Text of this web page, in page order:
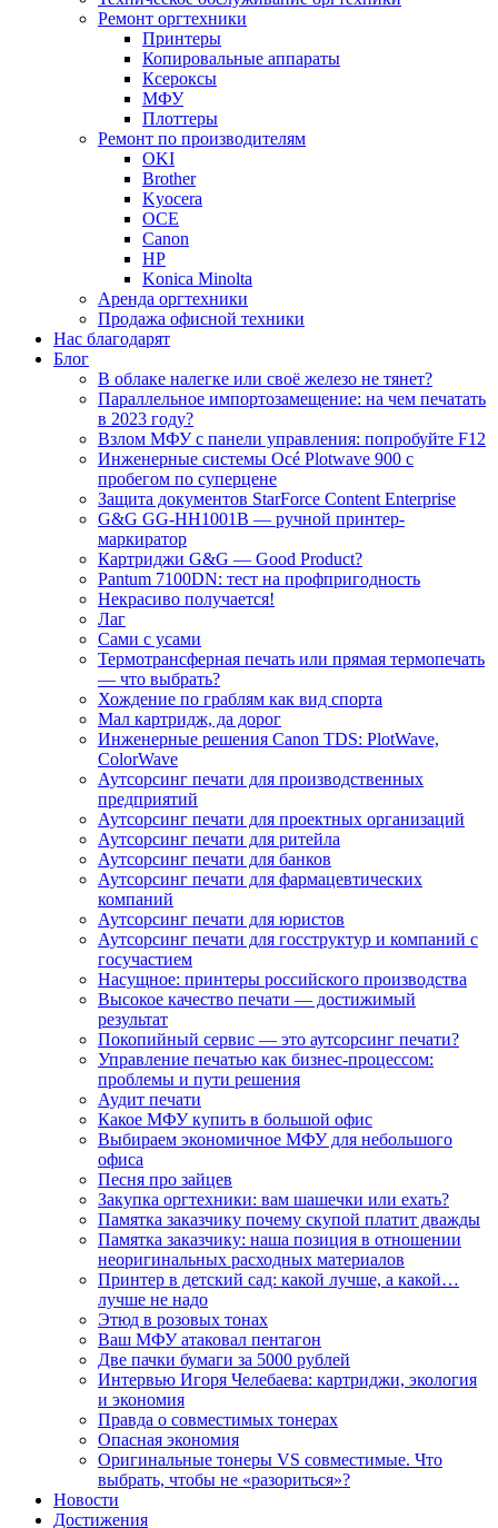
Ремонт оргтехники
Принтеры
Копировальные аппараты
Ксероксы
МФУ
Плоттеры
Ремонт по производителям
OKI
Brother
Kyocera
OCE
Canon
HP
Konica Minolta
Аренда оргтехники
Продажа офисной техники
Нас благодарят
Блог
В облаке налегке или своё железо не тянет?
Параллельное импортозамещение: на чем печатать
в 2023 году?
Взлом МФУ с панели управления: попробуйте F12
Инженерные системы Océ Plotwave 900 с
пробегом по суперцене
Защита документов StarForce Content Enterprise
G&G GG-HH1001B — ручной принтер-
маркиратор
Картриджи G&G — Good Product?
Pantum 7100DN: тест на профпригодность
Некрасиво получается!
Лаг
Сами с усами
Термотрансферная печать или прямая термопечать
— что выбрать?
Хождение по граблям как вид спорта
Мал картридж, да дорог
Инженерные решения Canon TDS: PlotWave,
ColorWave
Аутсорсинг печати для производственных
предприятий
Аутсорсинг печати для проектных организаций
Аутсорсинг печати для ритейла
Аутсорсинг печати для банков
Аутсорсинг печати для фармацевтических
компаний
Аутсорсинг печати для юристов
Аутсорсинг печати для госструктур и компаний с
госучастием
Насущное: принтеры российского производства
Высокое качество печати — достижимый
результат
Покопийный сервис — это аутсорсинг печати?
Управление печатью как бизнес-процессом:
проблемы и пути решения
Аудит печати
Какое МФУ купить в большой офис
Выбираем экономичное МФУ для небольшого
офиса
Песня про зайцев
Закупка оргтехники: вам шашечки или ехать?
Памятка заказчику почему скупой платит дважды
Памятка заказчику: наша позиция в отношении
неоригинальных расходных материалов
Принтер в детский сад: какой лучше, а какой…
лучше не надо
Этюд в розовых тонах
Ваш МФУ атаковал пентагон
Две пачки бумаги за 5000 рублей
Интервью Игоря Челебаева: картриджи, экология
и экономия
Правда о совместимых тонерах
Опасная экономия
Оригинальные тонеры VS совместимые. Что
выбрать, чтобы не «разориться»?
Новости
Достижения